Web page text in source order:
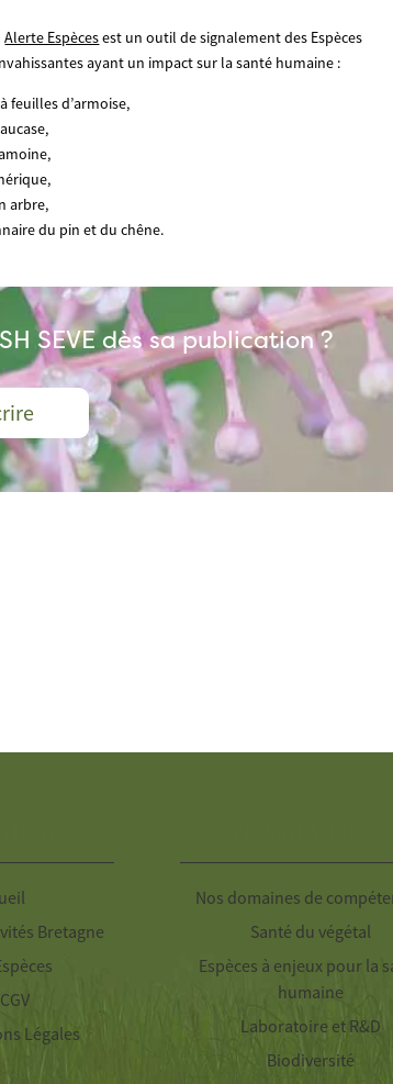
Alerte Espècesest un outil de signalement des Espèces
ayant un impact sur la santé humaine :
feuilles d’armoise,
arbre,
du pin et du chêne.
SEVE dès sa publication ?
Bretagne
Légales
Nos domaines de
Santé du végétal
Espèces à enjeux pour la
humaine
Laboratoire et R&D
Biodiversité